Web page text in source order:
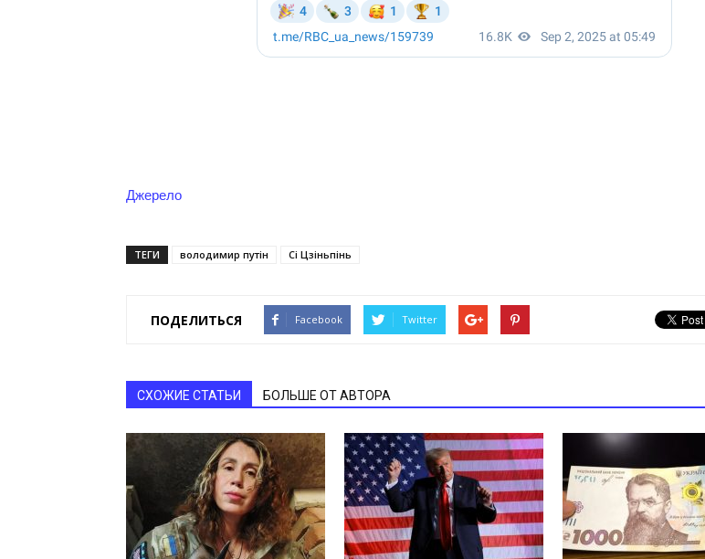
Джерело
ТЕГИ володимир путін Сі Цзіньпінь
ПОДЕЛИТЬСЯ Facebook Twitter
СХОЖИЕ СТАТЬИ БОЛЬШЕ ОТ АВТОРА